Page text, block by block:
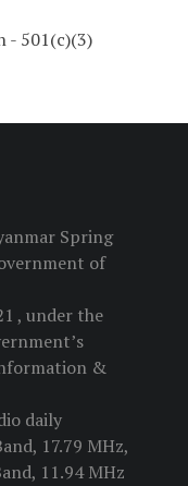
- 501(c)(3)
Spring
of
, under the
&
daily
17.79 MHz,
11.94 MHz